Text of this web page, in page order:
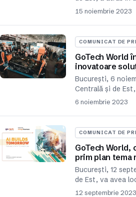
15 noiembrie 2023
COMUNICAT DE
GoTech World
inovatoare
București, 6
Centrală și de
6 noiembrie 2023
COMUNICAT DE
GoTech World,
prim plan
București, 12
de Est, va avea
12 septembrie 2023